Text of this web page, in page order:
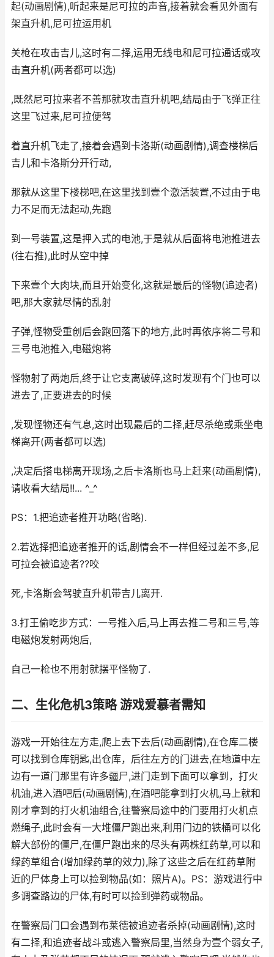
起(动画剧情),听起来是尼可拉的声音,接着就会看见外面有
架直升机,尼可拉运用机
关枪在攻击吉儿,这时有二择,运用无线电和尼可拉通话或攻
击直升机(两者都可以选)
,既然尼可拉来者不善那就攻击直升机吧,结局由于飞弹正往
这里飞过来,尼可拉便驾
着直升机飞走了,接着会遇到卡洛斯(动画剧情),调查楼梯后
吉儿和卡洛斯分开行动,
那就从这里下楼梯吧,在这里找到壹个激活装置,不过由于电
力不足而无法起动,先跑
到一号装置,这是押入式的电池,于是就从后面将电池推进去
(往右推),此时从空中掉
下来壹个大肉块,而且开始变化,这就是最后的怪物(追迹者)
吧,那大家就尽情的乱射
子弹,怪物受重创后会跑回落下的地方,此时再依序将二号和
三号电池推入,电磁炮将
怪物射了两炮后,终于让它支离破碎,这时发现有个门也可以
进去了,正要进去的时候
,发现怪物还有气息,这时出现最后的二择,赶尽杀绝或乘坐电
梯离开(两者都可以选)
,决定后搭电梯离开现场,之后卡洛斯也马上赶来(动画剧情),
请收看大结局!!... ^_^
PS：1.把追迹者推开功略(省略).
2.若选择把追迹者推开的话,剧情会不一样但经过差不多,尼
可拉会被追迹者??咬
死,卡洛斯会驾驶直升机带吉儿离开.
3.打王偷吃步方式：一号推入后,马上再去推二号和三号,等
电磁炮发射两炮后,
自己一枪也不用射就摆平怪物了.
二、生化危机3策略 游戏爱慕者需知
游戏一开始往左方走,爬上去下去后(动画剧情),在仓库二楼
可以找到仓库钥匙,出仓库，后往左方的门进去,在地道中左
边有一道门那里有许多疆尸,进门走到下面可以拿到，打火
机油,进入酒吧后(动画剧情),在酒吧能拿到打火机,马上就和
刚才拿到的打火机油组合,往警察局途中的门要用打火机点
燃绳子,此时会有一大堆僵尸跑出来,利用门边的铁桶可以化
解大部份的僵尸,在僵尸跑出来的尽头有两株红药草,可以和
绿药草组合(增加绿药草的效力),除了这些之后在红药草附
近的尸体身上可以捡到物品(如：照片A)。PS：游戏进行中
多调查路边的尸体,有时可以捡到弹药或物品。
在警察局门口会遇到布莱德被追迹者杀掉(动画剧情),这时
有二择,和追迹者战斗或逃入警察局里,当然身为壹个弱女子,